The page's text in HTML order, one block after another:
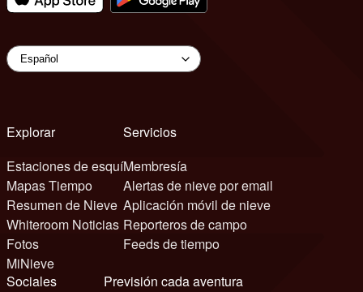
Explorar
Estaciones de esquí
Mapas Tiempo
Resumen de Nieve
Whiteroom Noticias
Fotos
MiNieve
Servicios
Membresía
Alertas de nieve por email
Aplicación móvil de nieve
Reporteros de campo
Feeds de tiempo
Sociales
Previsión cada aventura